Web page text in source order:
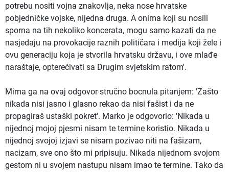
potrebu nositi vojna znakovlja, neka nose hrvatske
pobjedničke vojske, nijedna druga. A onima koji su nosili
sporna na tih nekoliko koncerata, mogu samo kazati da ne
nasjedaju na provokacije raznih političara i medija koji žele i
ovu generaciju koja je stvorila hrvatsku državu, i ove mlađe
naraštaje, opterećivati sa Drugim svjetskim ratom'.
Mirna ga na ovaj odgovor stručno bocnula pitanjem: 'Zašto
nikada nisi jasno i glasno rekao da nisi fašist i da ne
propagiraš ustaški pokret'. Marko je odgovorio: 'Nikada u
nijednoj mojoj pjesmi nisam te termine koristio. Nikada u
nijednoj svojoj izjavi se nisam pozivao niti na fašizam,
nacizam, sve ono što mi pripisuju. Nikada nijednom svojom
gestom ni u svojem nastupu nisam imao te termine. Tako da